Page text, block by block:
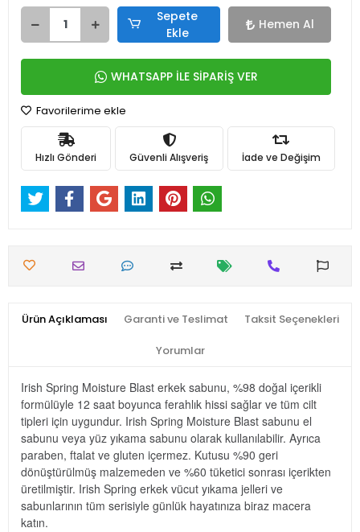
Sepete
Ekle
Hemen Al
WHATSAPP İLE SİPARİŞ VER
Favorilerime ekle
Hızlı Gönderi Güvenli Alışveriş İade ve Değişim
Ürün Açıklaması Garanti ve Teslimat Taksit Seçenekleri
Yorumlar
Irish Spring Moisture Blast erkek sabunu, %98 doğal içerikli
formülüyle 12 saat boyunca ferahlık hissi sağlar ve tüm cilt
tipleri için uygundur. Irish Spring Moisture Blast sabunu el
sabunu veya yüz yıkama sabunu olarak kullanılabilir. Ayrıca
paraben, ftalat ve gluten içermez. Kutusu %90 geri
dönüştürülmüş malzemeden ve %60 tüketici sonrası içerikten
üretilmiştir. Irish Spring erkek vücut yıkama jelleri ve
sabunlarının tüm serisiyle günlük hayatınıza biraz macera
katın.